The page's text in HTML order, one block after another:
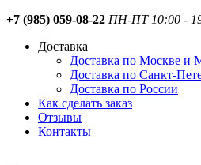
+7 (985) 059-08-22 ПН-ПТ 10:00 -
Доставка
Доставка по Москве и
Доставка по Санкт-
Доставка по России
Как сделать заказ
Отзывы
Контакты